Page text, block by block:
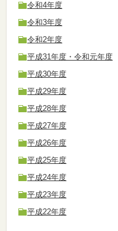
令和4年度
令和3年度
令和2年度
平成31年度・令和元年度
平成30年度
平成29年度
平成28年度
平成27年度
平成26年度
平成25年度
平成24年度
平成23年度
平成22年度